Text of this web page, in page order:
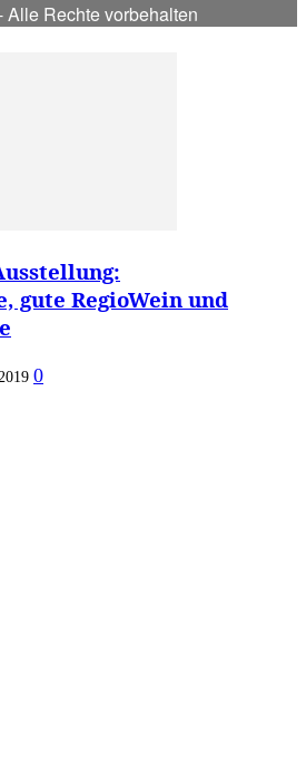
Rechte vorbehalten
gute RegioWein und
0